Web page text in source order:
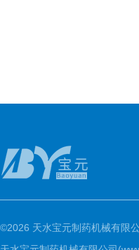
©2026 天水宝元制药机械有限